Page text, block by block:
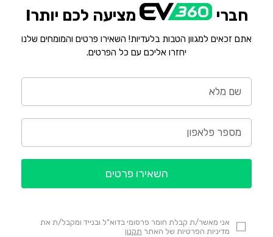
חברי מציעה לכם יותר!
אתם זכאים למגוון הטבות בלעדיות! השאירו פרטים והמומחים שלנו
יחזרו אליכם עם כל הפרטים.
אני מאשר/ת קבלת חומר פרסומי בדוא"ל ובנייד ומקבל/ת את
מדיניות הפרטיות של האתר תקנון
השאירו פרטים